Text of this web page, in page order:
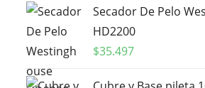
Secador De Pelo
HD2200
$35.497